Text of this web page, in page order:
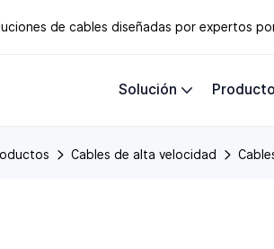
de cables diseñadas por expertos por
Solución
Cables de alta velocidad